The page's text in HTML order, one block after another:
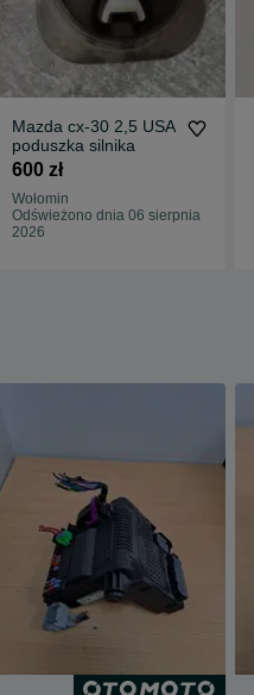
Mazda cx-30 2,5 USA
poduszka silnika
600 zł
Wołomin
Odświeżono dnia 06 sierpnia
2026